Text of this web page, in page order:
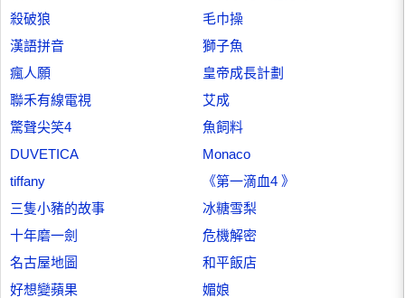
殺破狼
毛巾操
漢語拼音
獅子魚
瘋人願
皇帝成長計劃
聯禾有線電視
艾成
驚聲尖笑4
魚飼料
DUVETICA
Monaco
tiffany
《第一滴血4 》
三隻小豬的故事
冰糖雪梨
十年磨一劍
危機解密
名古屋地圖
和平飯店
好想變蘋果
媚娘